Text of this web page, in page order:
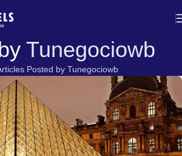
Tunegociowb
Posted by Tunegociowb